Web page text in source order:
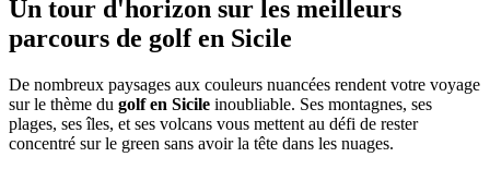
Un tour d'horizon sur les meilleurs
parcours de golf en Sicile
De nombreux paysages aux couleurs nuancées rendent votre voyage
sur le thème du golf en Sicile inoubliable. Ses montagnes, ses
plages, ses îles, et ses volcans vous mettent au défi de rester
concentré sur le green sans avoir la tête dans les nuages.